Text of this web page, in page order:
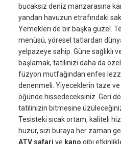
bucaksız deniz manzarasına
yandan havuzun etrafındaki
Yemekleri de bir başka güzel.
menüsü, yöresel tatlardan
yelpazeye sahip. Güne sağlıklı
başlamak, tatilinizi daha da özel
füzyon mutfağından enfes
denenmeli. Yiyeceklerin taze
öğünde hissedeceksiniz. Geri
tatilinizin bitmesine
Tesisteki sıcak ortam, kaliteli
huzur, sizi buraya her zaman
ATV safari ve kano gibi